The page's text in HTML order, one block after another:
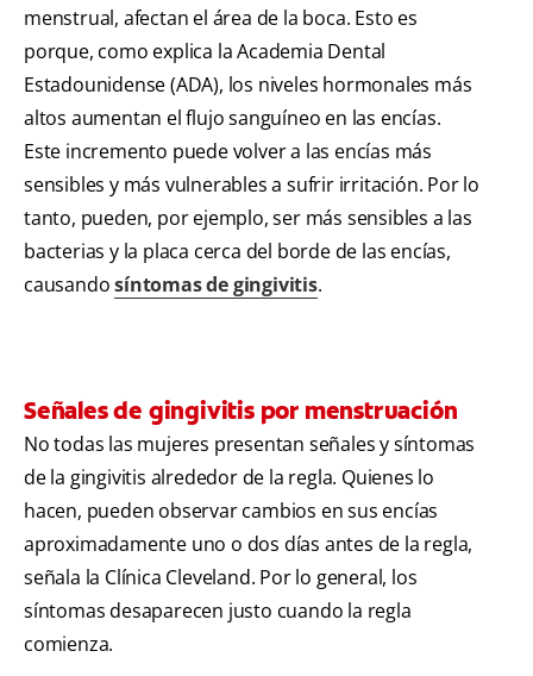
menstrual, afectan el área de la boca. Esto es
porque, como explica la Academia Dental
Estadounidense (ADA), los niveles hormonales más
altos aumentan el flujo sanguíneo en las encías.
Este incremento puede volver a las encías más
sensibles y más vulnerables a sufrir irritación. Por lo
tanto, pueden, por ejemplo, ser más sensibles a las
bacterias y la placa cerca del borde de las encías,
causandosíntomas de gingivitis.
Señales de gingivitis por menstruación
No todas las mujeres presentan señales y síntomas
de la gingivitis alrededor de la regla. Quienes lo
hacen, pueden observar cambios en sus encías
aproximadamente uno o dos días antes de la regla,
señala la Clínica Cleveland. Por lo general, los
síntomas desaparecen justo cuando la regla
comienza.